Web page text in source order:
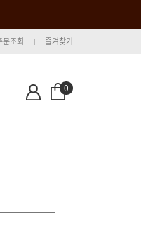
문조회 즐겨찾기
0